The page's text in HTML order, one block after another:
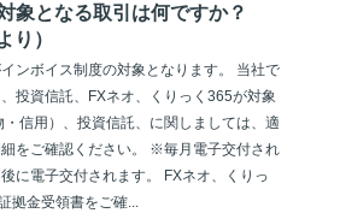
象となる取引は何ですか？
り）
ンボイス制度の対象となります。 当社で
投資信託、FXネオ、くりっく365が対象
信用）、投資信託、に関しましては、適
をご確認ください。 ※毎月電子交付され
に電子交付されます。 FXネオ、くりっ
拠金受領書をご確...